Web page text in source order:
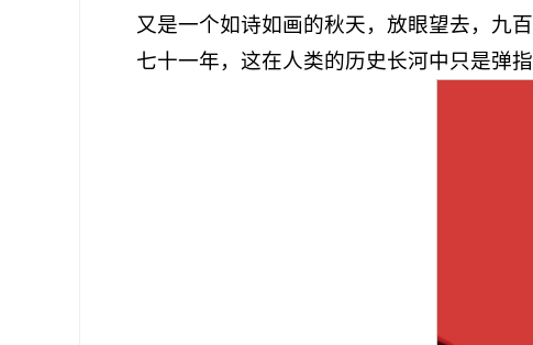
又是一个如诗如画的秋天，放眼望去，九
七十一年，这在人类的历史长河中只是弹